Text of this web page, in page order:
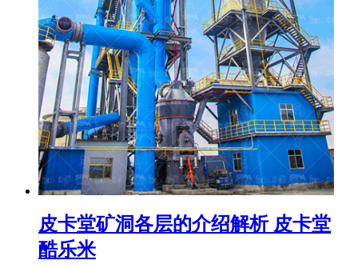
皮卡堂矿洞各层的介绍解析 皮卡堂
酷乐米